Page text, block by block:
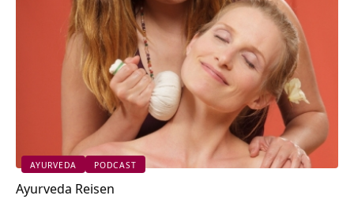
AYURVEDA PODCAST
Ayurveda Reisen